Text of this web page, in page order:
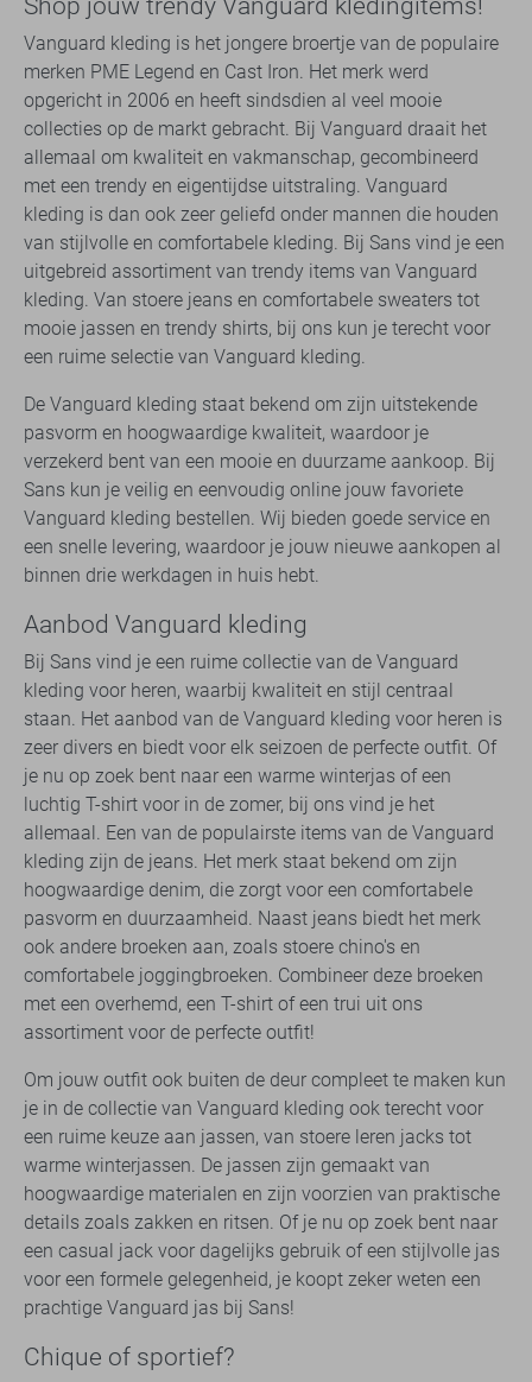
Vanguard kleding is het jongere broertje van de populaire
merken PME Legend en Cast Iron. Het merk werd
opgericht in 2006 en heeft sindsdien al veel mooie
collecties op de markt gebracht. Bij Vanguard draait het
allemaal om kwaliteit en vakmanschap, gecombineerd
met een trendy en eigentijdse uitstraling. Vanguard
kleding is dan ook zeer geliefd onder mannen die houden
van stijlvolle en comfortabele kleding. Bij Sans vind je een
uitgebreid assortiment van trendy items van Vanguard
kleding. Van stoere jeans en comfortabele sweaters tot
mooie jassen en trendy shirts, bij ons kun je terecht voor
een ruime selectie van Vanguard kleding.
De Vanguard kleding staat bekend om zijn uitstekende
pasvorm en hoogwaardige kwaliteit, waardoor je
verzekerd bent van een mooie en duurzame aankoop. Bij
Sans kun je veilig en eenvoudig online jouw favoriete
Vanguard kleding bestellen. Wij bieden goede service en
een snelle levering, waardoor je jouw nieuwe aankopen al
binnen drie werkdagen in huis hebt.
Aanbod Vanguard kleding
Bij Sans vind je een ruime collectie van de Vanguard
kleding voor heren, waarbij kwaliteit en stijl centraal
staan. Het aanbod van de Vanguard kleding voor heren is
zeer divers en biedt voor elk seizoen de perfecte outfit. Of
je nu op zoek bent naar een warme winterjas of een
luchtig T-shirt voor in de zomer, bij ons vind je het
allemaal. Een van de populairste items van de Vanguard
kleding zijn de jeans. Het merk staat bekend om zijn
hoogwaardige denim, die zorgt voor een comfortabele
pasvorm en duurzaamheid. Naast jeans biedt het merk
ook andere broeken aan, zoals stoere chino's en
comfortabele joggingbroeken. Combineer deze broeken
met een overhemd, een T-shirt of een trui uit ons
assortiment voor de perfecte outfit!
Om jouw outfit ook buiten de deur compleet te maken kun
je in de collectie van Vanguard kleding ook terecht voor
een ruime keuze aan jassen, van stoere leren jacks tot
warme winterjassen. De jassen zijn gemaakt van
hoogwaardige materialen en zijn voorzien van praktische
details zoals zakken en ritsen. Of je nu op zoek bent naar
een casual jack voor dagelijks gebruik of een stijlvolle jas
voor een formele gelegenheid, je koopt zeker weten een
prachtige Vanguard jas bij Sans!
Chique of sportief?